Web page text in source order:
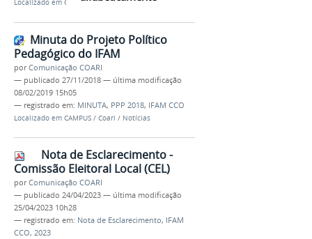
Localizado em CAMPUS /Coari /Editais
Minuta do Projeto Político
Pedagógico do IFAM
porComunicação COARI
— publicado 27/11/2018 — última modificação
08/02/2019 15h05
— registrado em: MINUTA, PPP 2018, IFAM CCO
Localizado em CAMPUS / Coari / Notícias
Nota de Esclarecimento -
Comissão Eleitoral Local (CEL)
porComunicação COARI
— publicado 24/04/2023 — última modificação
25/04/2023 10h28
— registrado em: Nota de Esclarecimento, IFAM
CCO, 2023